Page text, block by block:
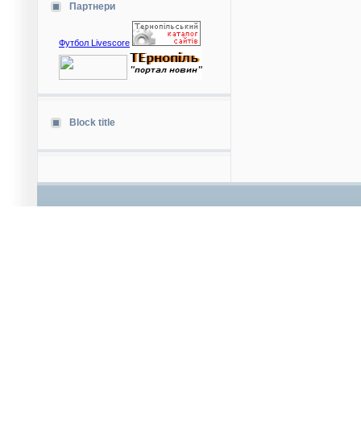
Партнери
Футбол Livescore
Block title